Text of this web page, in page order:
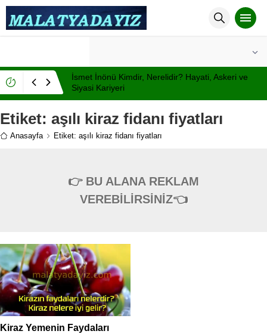
İsmet İnönü Kimdir, Nerelidir? Hayati, Askeri ve
Siyasi Kariyeri
Etiket: aşılı kiraz fidanı fiyatları
Anasayfa Etiket: aşılı kiraz fidanı fiyatları
👉 BU ALANA REKLAM
VEREBİLİRSİNİZ👈
Kiraz Yemenin Faydaları